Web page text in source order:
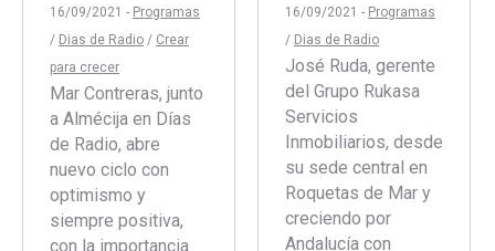
16/09/2021 - Programas
/ Dias de Radio / Crear
para crecer
Mar Contreras, junto
a Almécija en Días
de Radio, abre
nuevo ciclo con
optimismo y
siempre positiva,
con la importancia
16/09/2021 - Programas
/ Dias de Radio
José Ruda, gerente
del Grupo Rukasa
Servicios
Inmobiliarios, desde
su sede central en
Roquetas de Mar y
creciendo por
Andalucía con